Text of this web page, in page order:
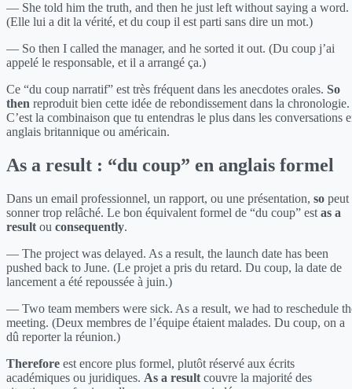
— She told him the truth, and then he just left without saying a word.
(Elle lui a dit la vérité, et du coup il est parti sans dire un mot.)
— So then I called the manager, and he sorted it out. (Du coup j’ai
appelé le responsable, et il a arrangé ça.)
Ce “du coup narratif” est très fréquent dans les anecdotes orales. So
then reproduit bien cette idée de rebondissement dans la chronologie.
C’est la combinaison que tu entendras le plus dans les conversations
anglais britannique ou américain.
As a result : “du coup” en anglais formel
Dans un email professionnel, un rapport, ou une présentation, so peut
sonner trop relâché. Le bon équivalent formel de “du coup” est as a
result ou consequently.
— The project was delayed. As a result, the launch date has been
pushed back to June. (Le projet a pris du retard. Du coup, la date de
lancement a été repoussée à juin.)
— Two team members were sick. As a result, we had to reschedule
meeting. (Deux membres de l’équipe étaient malades. Du coup, on a
dû reporter la réunion.)
Therefore est encore plus formel, plutôt réservé aux écrits
académiques ou juridiques. As a result couvre la majorité des